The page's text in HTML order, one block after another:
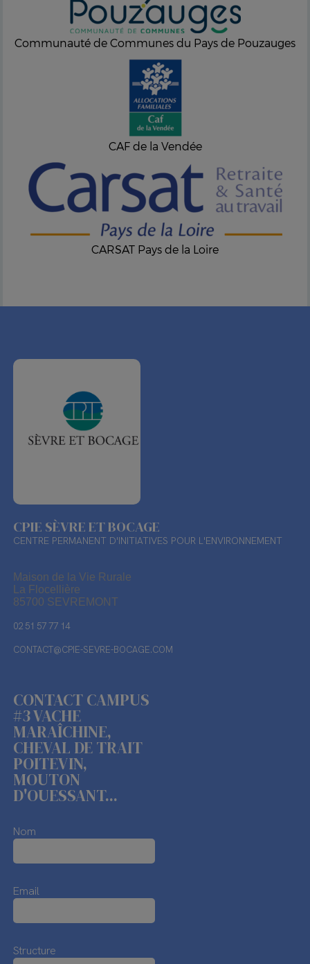
Communauté de Communes du Pays de Pouzauges
CAF de la Vendée
CARSAT Pays de la Loire
CPIE SÈVRE ET BOCAGE
CENTRE PERMANENT D'INITIATIVES POUR L'ENVIRONNEMENT
Maison de la Vie Rurale
La Flocellière
85700 SEVREMONT
02 51 57 77 14
CONTACT@CPIE-SEVRE-BOCAGE.COM
CONTACT CAMPUS
#3 VACHE
MARAÎCHINE,
CHEVAL DE TRAIT
POITEVIN,
MOUTON
D'OUESSANT...
Nom
Email
Structure